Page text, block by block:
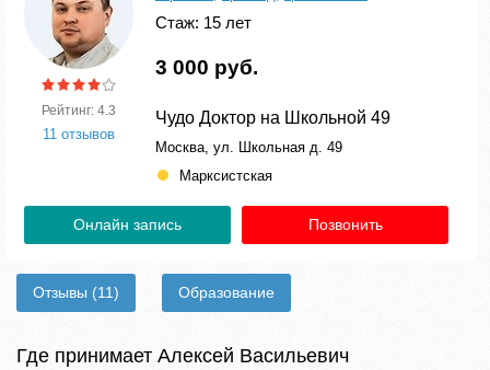
Рейтинг: 4.3
11 отзывов
Стаж: 15 лет
3 000 руб.
Чудо Доктор на Школьной 49
Москва, ул. Школьная д. 49
Марксистская
Онлайн запись Позвонить
Отзывы (11) Образование
Где принимает Алексей Васильевич